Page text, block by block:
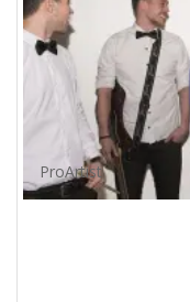
ProArtist